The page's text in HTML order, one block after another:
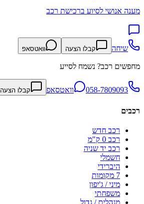
מענה אנושי לסיוע ברכישת רכב
שיחה קבלו הצעה וואטסאפ
מחפשים רכב? נשמח לסייע
058-7809093 וואטסאפ קבלו הצעה
רכבים
רכב חדש
רכב 0 ק"מ
רכב יד שניה
חשמלי
היברידי
7 מקומות
מיני / ג'יפון
משפחתי
מנהלים / גדול